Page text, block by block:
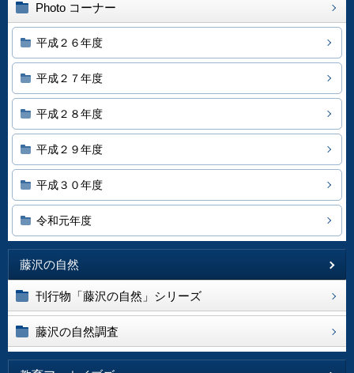
Photo コーナー
平成２６年度
平成２７年度
平成２８年度
平成２９年度
平成３０年度
令和元年度
藤沢の自然
刊行物「藤沢の自然」シリーズ
藤沢の自然調査